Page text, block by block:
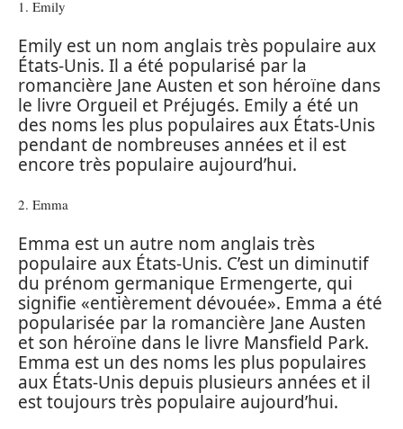
1. Emily
Emily est un nom anglais très populaire aux
États-Unis. Il a été popularisé par la
romancière Jane Austen et son héroïne dans
le livre Orgueil et Préjugés. Emily a été un
des noms les plus populaires aux États-Unis
pendant de nombreuses années et il est
encore très populaire aujourd’hui.
2. Emma
Emma est un autre nom anglais très
populaire aux États-Unis. C’est un diminutif
du prénom germanique Ermengerte, qui
signifie «entièrement dévouée». Emma a été
popularisée par la romancière Jane Austen
et son héroïne dans le livre Mansfield Park.
Emma est un des noms les plus populaires
aux États-Unis depuis plusieurs années et il
est toujours très populaire aujourd’hui.